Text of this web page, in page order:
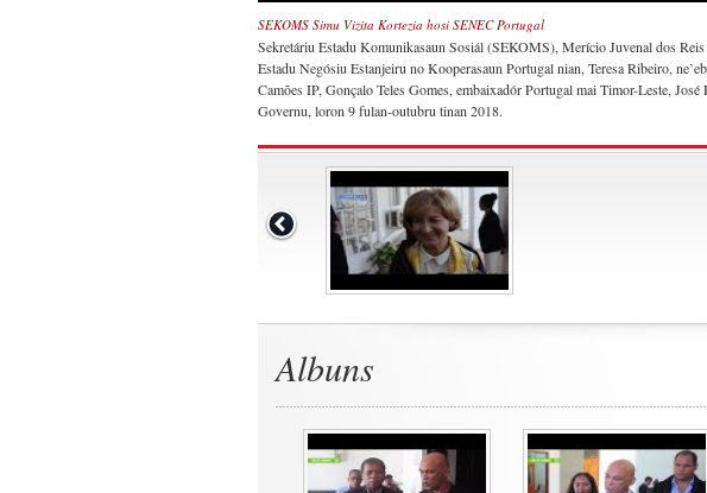
SEKOMS Simu Vizita Kortezia hosi SENEC Portugal
Sekretáriu Estadu Komunikasaun Sosiál (SEKOMS), Merício Juvenal dos
Estadu Negósiu Estanjeiru no Kooperasaun Portugal nian, Teresa Ribeiro,
Camões IP, Gonçalo Teles Gomes, embaixadór Portugal mai Timor-Leste,
Governu, loron 9 fulan-outubru tinan 2018.
Albuns